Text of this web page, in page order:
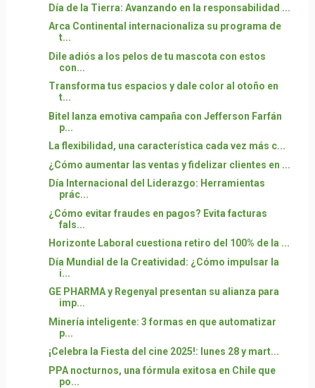
Día de la Tierra: Avanzando en la responsabilidad ...
Arca Continental internacionaliza su programa de
t...
Dile adiós a los pelos de tu mascota con estos
con...
Transforma tus espacios y dale color al otoño en
t...
Bitel lanza emotiva campaña con Jefferson Farfán
p...
La flexibilidad, una característica cada vez más c...
¿Cómo aumentar las ventas y fidelizar clientes en ...
Día Internacional del Liderazgo: Herramientas
prác...
¿Cómo evitar fraudes en pagos? Evita facturas
fals...
Horizonte Laboral cuestiona retiro del 100% de la ...
Día Mundial de la Creatividad: ¿Cómo impulsar la
i...
GE PHARMA y Regenyal presentan su alianza para
imp...
Minería inteligente: 3 formas en que automatizar
p...
¡Celebra la Fiesta del cine 2025!: lunes 28 y mart...
PPA nocturnos, una fórmula exitosa en Chile que
po...